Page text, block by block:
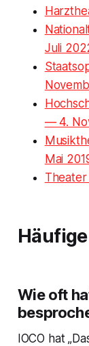
Juli
— 4.
Mai
Wie oft
IOCO hat